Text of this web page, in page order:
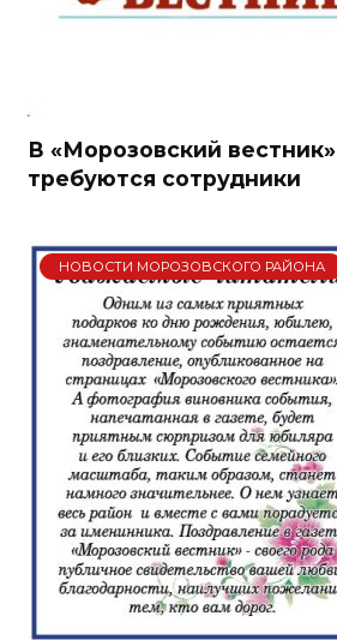
В «Морозовский вестник»
требуются сотрудники
НОВОСТИ МОРОЗОВСКОГО РАЙОНА